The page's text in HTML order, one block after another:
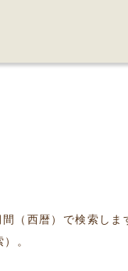
（西暦）で検索し
。